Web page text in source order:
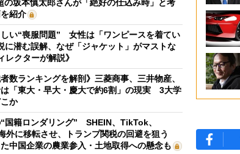
坂本慎太郎さんが「絶好の仕込み時」と考
紹介
い“喪服問題” 女性は「ワンピースを着てい
に潜む誤解、なぜ「ジャケット」がマストな
レクターが解説》
数ランキングを解剖》三菱商事、三井物産、
「東大・早大・慶大で約6割」の現実 3大学
か
国籍ロンダリング” SHEIN、TikTok、
外に移転させ、トランプ関税の回避を狙う
中国企業の農業参入・土地取得への懸念も